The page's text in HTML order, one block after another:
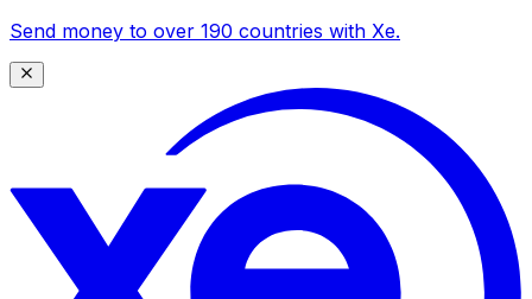
Send money to over 190 countries with Xe.